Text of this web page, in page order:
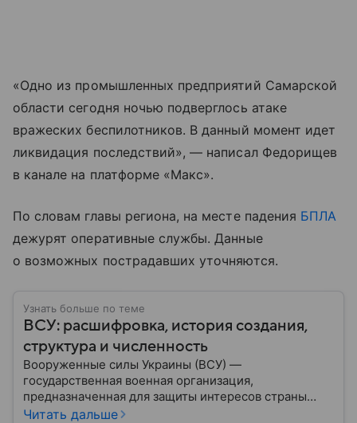
«Одно из промышленных предприятий Самарской
области сегодня ночью подверглось атаке
вражеских беспилотников. В данный момент идет
ликвидация последствий», — написал Федорищев
в канале на платформе «Макс».
По словам главы региона, на месте падения БПЛА
дежурят оперативные службы. Данные
о возможных пострадавших уточняются.
Узнать больше по теме
ВСУ: расшифровка, история создания,
структура и численность
Вооруженные силы Украины (ВСУ) —
государственная военная организация,
предназначенная для защиты интересов страны
военным путем. Была создана после
Читать дальше